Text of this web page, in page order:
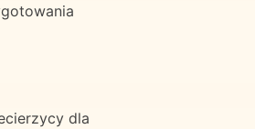
dla